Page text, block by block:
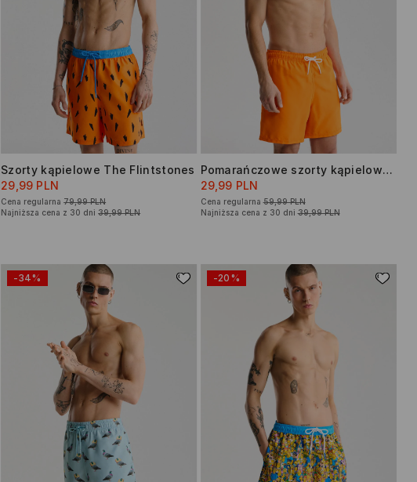
Szorty kąpielowe The Flintstones
29,99 PLN
Cena regularna 79,99 PLN
Najniższa cena z 30 dni 39,99 PLN
Pomarańczowe szorty kąpielowe basic
29,99 PLN
Cena regularna 59,99 PLN
Najniższa cena z 30 dni 39,99 PLN
-34% -20%